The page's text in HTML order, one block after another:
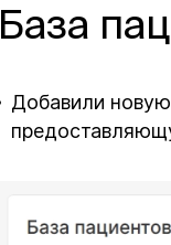
База
Добавили новую